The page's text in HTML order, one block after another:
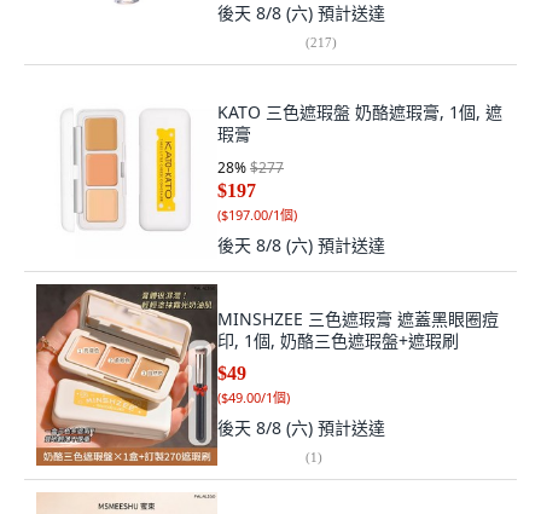
後天 8/8 (六) 預計送達
(217)
KATO 三色遮瑕盤 奶酪遮瑕膏, 1個, 遮
瑕膏
28%$277
$197
($197.00/1個)
後天 8/8 (六) 預計送達
MINSHZEE 三色遮瑕膏 遮蓋黑眼圈痘
印, 1個, 奶酪三色遮瑕盤+遮瑕刷
$49
($49.00/1個)
後天 8/8 (六) 預計送達
(1)